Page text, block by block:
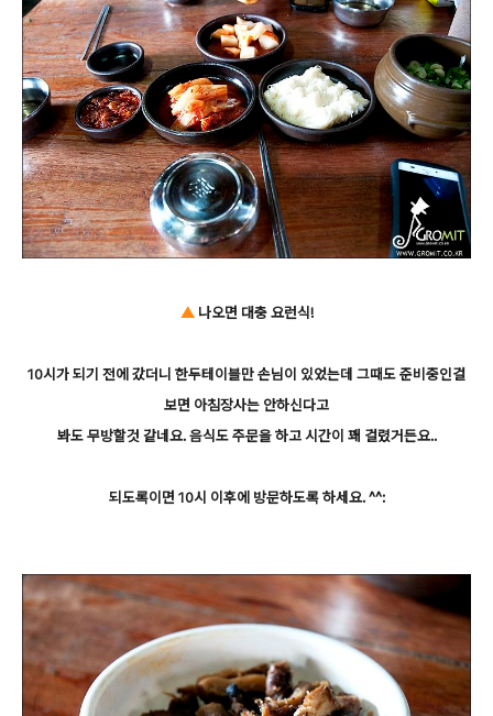
▲ 나오면 대충 요런식!
10시가 되기 전에 갔더니 한두테이블만 손님이 있었는데 그때도 준비중인걸
보면 아침장사는 안하신다고
봐도 무방할것 같네요. 음식도 주문을 하고 시간이 꽤 걸렸거든요..
되도록이면 10시 이후에 방문하도록 하세요. ^^: